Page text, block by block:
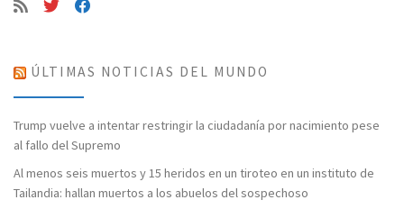
ÚLTIMAS NOTICIAS DEL MUNDO
Trump vuelve a intentar restringir la ciudadanía por nacimiento pese
al fallo del Supremo
Al menos seis muertos y 15 heridos en un tiroteo en un instituto de
Tailandia: hallan muertos a los abuelos del sospechoso